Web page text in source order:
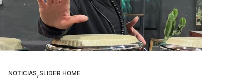
NOTICIAS,SLIDER HOME